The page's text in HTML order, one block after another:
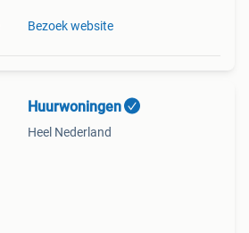
Bezoek website
Huurwoningen
Heel Nederland